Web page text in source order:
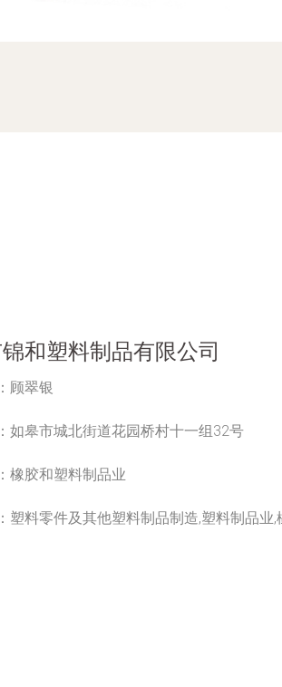
和塑料制品有限公司
顾翠银
如皋市城北街道花园桥村十一组32号
橡胶和塑料制品业
塑料零件及其他塑料制品制造,塑料制品业